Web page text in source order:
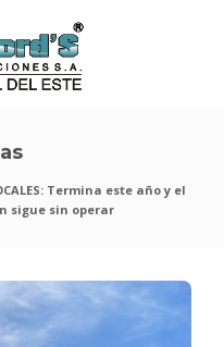
Termina este año y el
sigue sin operar